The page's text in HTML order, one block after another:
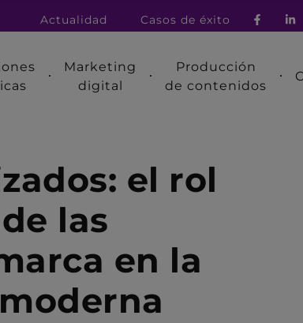
Actualidad Casos de éxito
Marketing
digital
Producción
de contenidos
el rol
las
en la